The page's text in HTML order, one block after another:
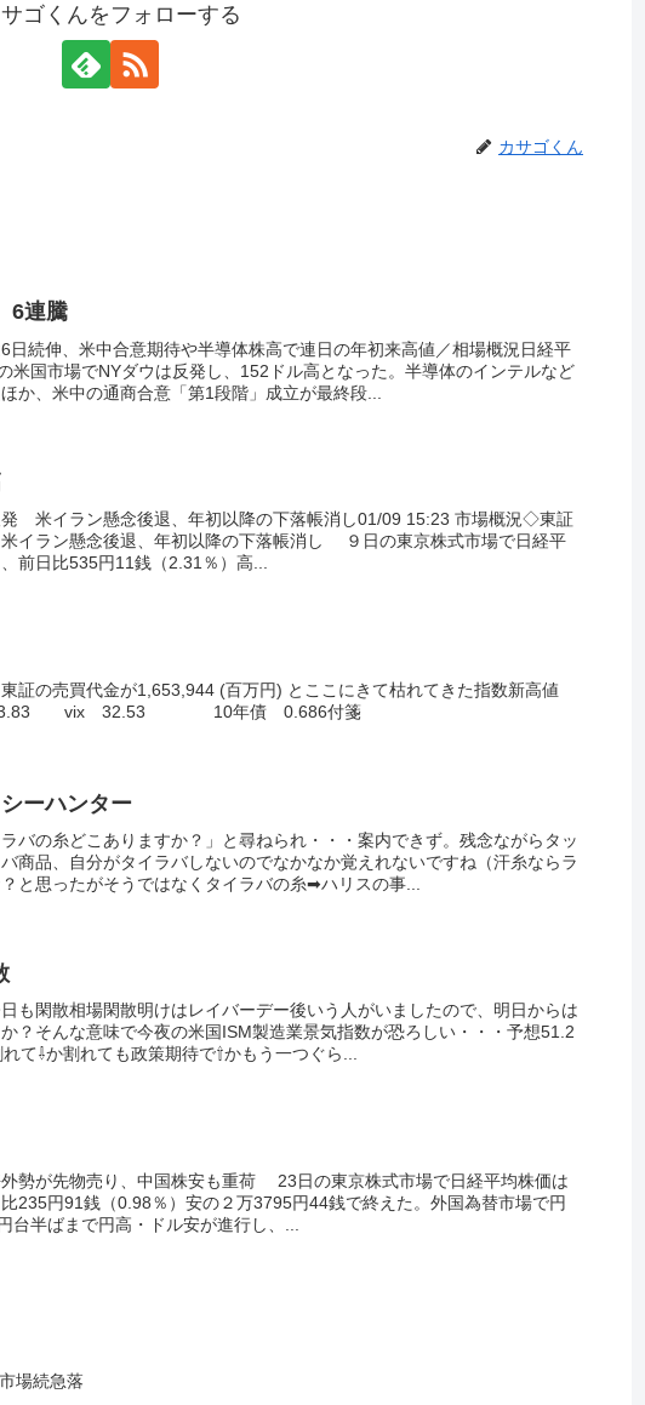
ゴくんをフォローする
カサゴくん
連騰
6日続伸、米中合意期待や半導体株高で連日の年初来高値／相場概況日経平
米国市場でNYダウは反発し、152ドル高となった。半導体のインテルなど
か、米中の通商合意「第1段階」成立が最終段...
米イラン懸念後退、年初以降の下落帳消し01/09 15:23 市場概況◇東証
ラン懸念後退、年初以降の下落帳消し ９日の東京株式市場で日経平
前日比535円11銭（2.31％）高...
証の売買代金が1,653,944 (百万円) とここにきて枯れてきた指数新高値
vix 32.53 10年債 0.686付箋
ーハンター
バの糸どこありますか？」と尋ねられ・・・案内できず。残念ながらタッ
商品、自分がタイラバしないのでなかなか覚えれないですね（汗糸ならラ
と思ったがそうではなくタイラバの糸➡ハリスの事...
も閑散相場閑散明けはレイバーデー後いう人がいましたので、明日からは
？そんな意味で今夜の米国ISM製造業景気指数が恐ろしい・・・予想51.2
て⇩か割れても政策期待で⇧かもう一つぐら...
勢が先物売り、中国株安も重荷 23日の東京株式市場で日経平均株価は
235円91銭（0.98％）安の２万3795円44銭で終えた。外国為替市場で円
台半ばまで円高・ドル安が進行し、...
場続急落